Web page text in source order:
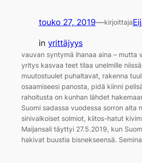
touko 27, 2019—kirjoittaja
in yrittäjyys
vauvan syntymä ihanaa aina – mutta
yritys kasvaa teet tilaa unelmille
muutostuulet puhaltavat, rakenna
osaamiseesi panosta, pidä kiinni
rahoitusta on kunhan lähdet
Suomi sadassa vuodessa sorron alta
sinivalkoiset solmiot, kiitos-hatut
Maijansali täyttyi 27.5.2019, kun
hakivat buustia bisnekseensä.